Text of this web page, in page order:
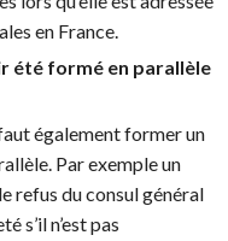
en France.
formé en parallèle
également former un
Par exemple un
refus du consul général
s’il n’est pas